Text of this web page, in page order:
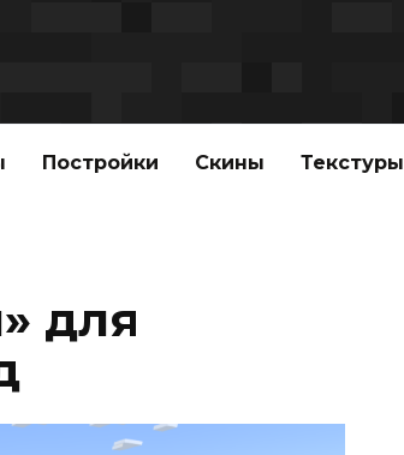
Постройки Скины Текстуры
для